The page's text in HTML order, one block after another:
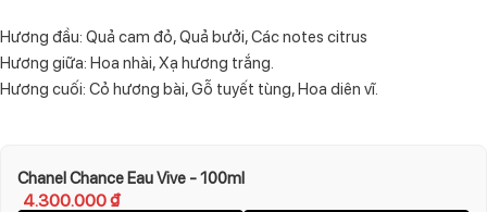
Hương đầu: Quả cam đỏ, Quả bưởi, Các notes citrus
Hương giữa: Hoa nhài, Xạ hương trắng.
Hương cuối: Cỏ hương bài, Gỗ tuyết tùng, Hoa diên vĩ.
Chanel Chance Eau Vive - 100ml
4.300.000₫